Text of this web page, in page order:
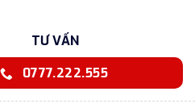
TƯ VẤN
0777.222.555